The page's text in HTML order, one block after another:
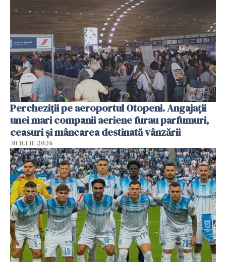
Percheziții pe aeroportul Otopeni. Angajații
unei mari companii aeriene furau parfumuri,
ceasuri și mâncarea destinată vânzării
30 IULIE 2026